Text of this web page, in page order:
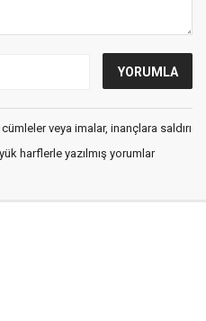
veya imalar, inançlara saldırı
harflerle yazılmış yorumlar